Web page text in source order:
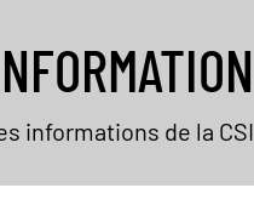
informations de la CSI